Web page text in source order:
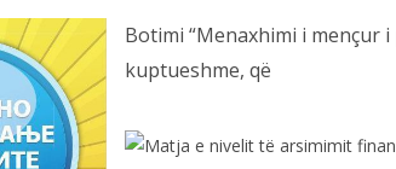
Botimi “Menaxhimi i mençur
kuptueshme, që